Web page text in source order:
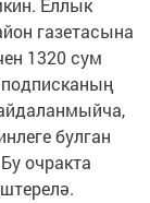
Еллык
газетасына
1320 сум
булган
очракта